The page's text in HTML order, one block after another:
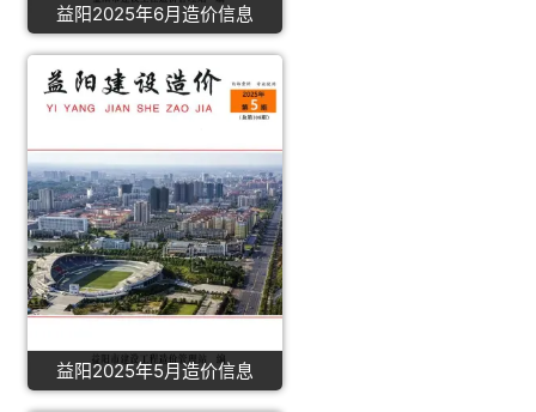
益阳2025年6月造价信息
益阳2025年5月造价信息